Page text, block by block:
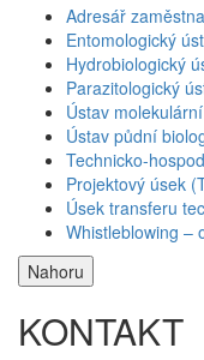
Adresář
Entomologický
Hydrobiologický
Parazitologický
Ústav
Ústav půdní
Technicko-
Projektový úsek
Úsek transferu
Whistleblowing –
Nahoru
KONTAKT